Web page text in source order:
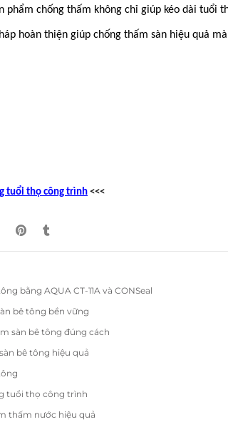
phẩm chống thấm không chỉ giúp kéo dài tuổi
hoàn thiện giúp chống thấm sàn hiệu quả
tuổi thọ công trình <<<
bằng AQUA CT-11A và CONSeal
bê tông bền vững
sàn bê tông đúng cách
bê tông hiệu quả
tuổi thọ công trình
thấm nước hiệu quả